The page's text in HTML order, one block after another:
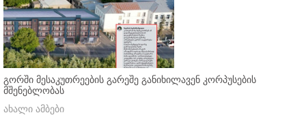
გორში მესაკუთრეების გარეშე განიხილავენ კორპუსების
მშენებლობას
ახალი ამბები